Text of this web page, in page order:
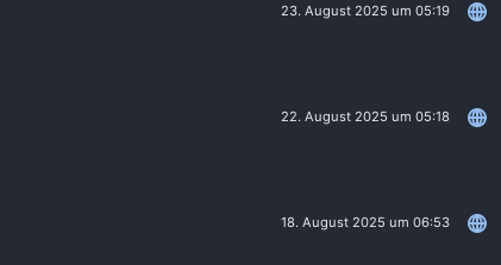
23. August 2025 um 05:19
22. August 2025 um 05:18
18. August 2025 um 06:53